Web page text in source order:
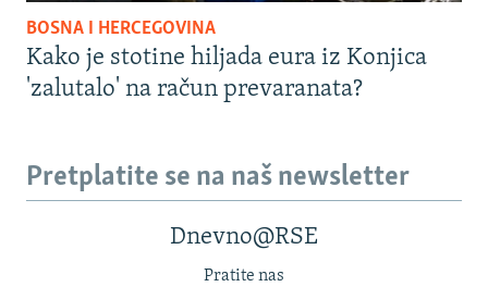
BOSNA I HERCEGOVINA
Kako je stotine hiljada eura iz Konjica
'zalutalo' na račun prevaranata?
Pretplatite se na naš newsletter
Dnevno@RSE
Pratite nas